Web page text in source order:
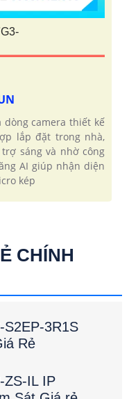
dòng camera thiết kế
lắp đặt trong nhà,
sáng và nhờ công
AI giúp nhận diện
kép
CHÍNH
3R1S
Rẻ
ZS-IL IP